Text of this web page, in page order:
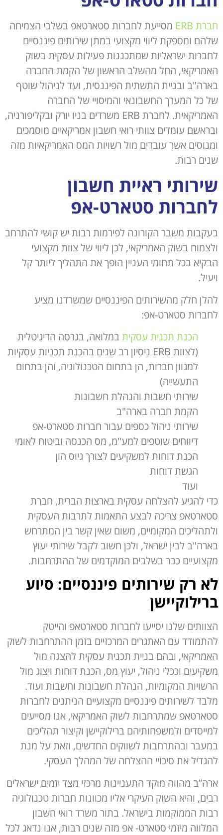
חברת ERB
מסייעת לחברות סטארטאפ בשלבי הצמיחה
שלהם ומספקת ליווי מקצועי במתן שירותים פיננסיים
לחברות ישראליות שמתכננות פעילות עסקית בשוק
האמריקאי, החל מהשלב הראשון של הקמת החברה
בארה"ב ובניית התשתית הפיננסית, ועד לניהול שוטף
של כל המערך החשבונאי והמיסויי של החברה
האמריקאית. לחברת ERB משרדים בניו יורק ובקליפורניה,
ובראשם עומדים צוותי רואי חשבון אמריקאיים מוסמכים
ומנוסים אשר עובדים מול רשויות המס האמריקאיות מזה
שנים רבות.
שירותי ראיית חשבון
לחברות סטארט-אפ
בעקבות משבר הקורונה לפירמות רבות יש קושי להתרחב
ולצמוח בשוק האמריקאי, לכן ליווי של צוות מקצועי
הבקיא בכל תחומי העניין הופך את התהליך ליותר קל
ויעיל.
להלן חלק מהשירותים הפיננסיים שמשרדנו מציע
לחברות סטארט-אפ:
הכנת תכנית עסקיתבמלואה, בגרסה הדיגיטלית
(לצוות ERB ניסיון רב שנים בהכנת תכניות עסקיות
למגוון חברות, הן בתחום הטכנולוגיה, והן בתחום
התעשייה)
שירותי חשבות והנהלת חשבונות
הקמת חברה בארה"ב
שירותי ניהול כספים עבור חברות סטארט-אפ
דיווחים שוטפים למע"מ, מס הכנסה וביטוח לאומי
הכנת דוחות למשקיעים לצורך גיוס הון
הגשת דוחות
ועוד
כדי להגיע להצלחה עסקית בארצות הברית, חברת
סטארטאפ צריכה לבצע התאמות לתרבות העסקית
ולתהליכים המקומיים, משום שאין קשר בין המתרחש
בארה"ב לבין ישראל, ולכן חשוב לקבל שירותי יעוץ
מקצועיים כבר בשלבים המוקדמים של ההתרחבות.
לא רק שירותים פיננסיים: סיוע
ברילוקיישן
הצוותים שלנו יסייעו לחברות סטארטאפ והייטק
להתמודד עם האתגרים המרכזיים בזמן ההתרחבות לשוק
האמריקאי, ובהם בניית תכנית עסקית להצגה מול
משקיעים וככלי ניהול, יעוץ מס, הכנת דוחות ויצוג מול
הרשויות המקומיות, הנהלת חשבונות וחשבות ועוד.
מלבד לשירותים פיננסיים מקצועיים הניתנים לחברות
סטארטאפ שמתרחבות לשוק האמריקאי, אנו מסייעים
למייסדים ולמשפחותיהם ברילוקיישן וקיצור תהליכים
במעבר ובהתרחבות לשווקים החדשים, וזאת על מנת
להגדיל את סיכויי ההצלחה של המהלך העסקי.
ארה”ב מהווה מוקד התעניינות מרכזי מצד יזמים ישראלים
רבים, והיא השוק העיקרי אליו מכוונות חברות טכנולוגיה
רבות הממוקמות בישראל. בתור משרד רואי חשבון
המלווה מיזמי סטארט- אפ מזה שנים רבות, אנו נדאג לכל